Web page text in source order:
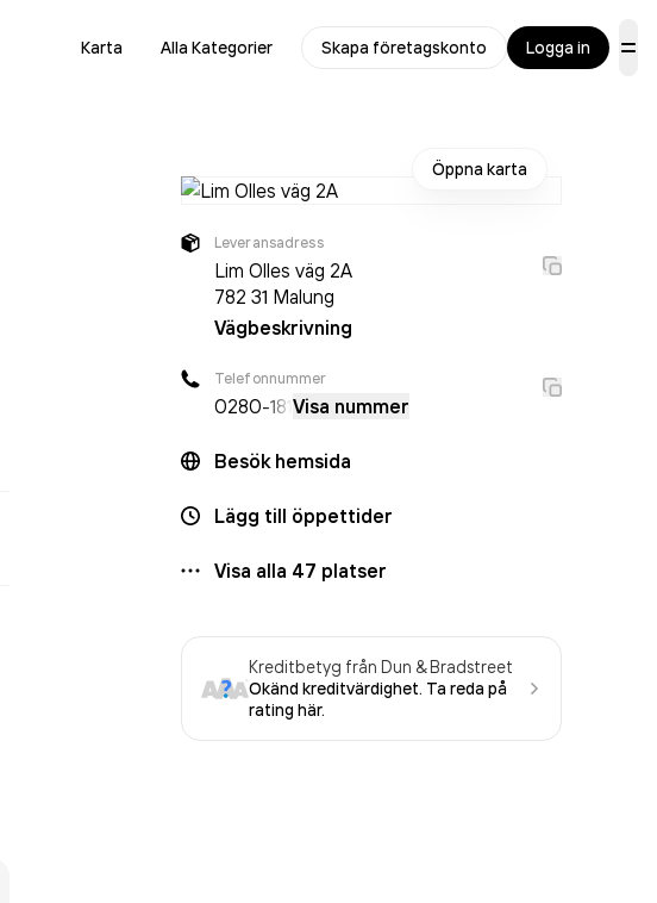
Karta Alla Kategorier Skapa företagskonto Logga in
Öppna karta
Leveransadress
Lim Olles väg 2A
782 31 Malung
Vägbeskrivning
Telefonnummer
0280-181Visa nummer
Besök hemsida
Lägg till öppettider
Visa alla 47 platser
Kreditbetyg från Dun & Bradstreet
Okänd kreditvärdighet. Ta reda på
rating här.